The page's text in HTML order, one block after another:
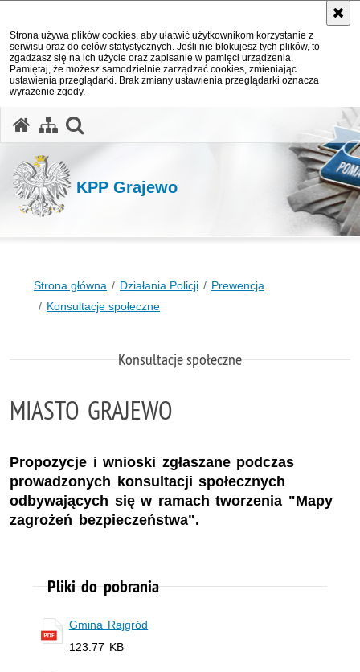
Strona używa plików cookies, aby ułatwić użytkownikom korzystanie z
serwisu oraz do celów statystycznych. Jeśli nie blokujesz tych plików, to
zgadzasz się na ich użycie oraz zapisanie w pamięci urządzenia.
Pamiętaj, że możesz samodzielnie zarządzać cookies, zmieniając
ustawienia przeglądarki. Brak zmiany ustawienia przeglądarki oznacza
wyrażenie zgody.
KPP Grajewo
Strona główna Działania Policji
Prewencja
Konsultacje społeczne
Konsultacje społeczne
MIASTO GRAJEWO
Propozycje i wnioski zgłaszane podczas
prowadzonych konsultacji społecznych
odbywających się w ramach tworzenia "Mapy
zagrożeń bezpieczeństwa".
Pliki do pobrania
Gmina Rajgród
123.77 KB